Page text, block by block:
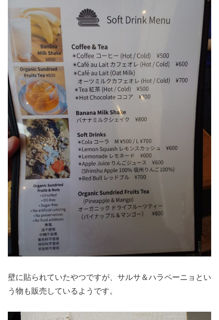
壁に貼られていたやつですが、サルサ＆ハラペーニョとい
う物も販売しているようです。